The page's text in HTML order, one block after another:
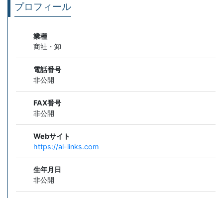
プロフィール
業種
商社・卸
電話番号
非公開
FAX番号
非公開
Webサイト
https://al-links.com
生年月日
非公開